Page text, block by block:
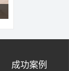
成功案例